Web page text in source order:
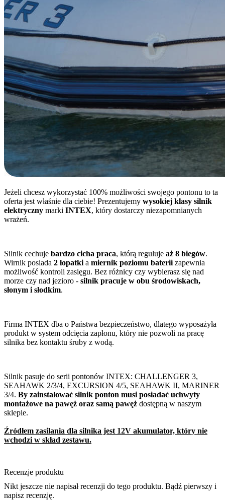
Jeżeli chcesz wykorzystać 100% możliwości swojego pontonu to ta
oferta jest właśnie dla ciebie! Prezentujemy wysokiej klasy silnik
elektryczny marki INTEX, który dostarczy niezapomnianych
wrażeń.
Silnik cechuje bardzo cicha praca, którą reguluje aż 8 biegów.
Wirnik posiada 2 łopatki a miernik poziomu baterii zapewnia
możliwość kontroli zasięgu. Bez różnicy czy wybierasz się nad
morze czy nad jezioro - silnik pracuje w obu środowiskach,
słonym i słodkim.
Firma INTEX dba o Państwa bezpieczeństwo, dlatego wyposażyła
produkt w system odcięcia zapłonu, który nie pozwoli na pracę
silnika bez kontaktu śruby z wodą.
Silnik pasuje do serii pontonów INTEX: CHALLENGER 3,
SEAHAWK 2/3/4, EXCURSION 4/5, SEAHAWK II, MARINER
3/4. By zainstalować silnik ponton musi posiadać uchwyty
montażowe na pawęż oraz samą pawęż dostępną w naszym
sklepie.
Źródłem zasilania dla silnika jest 12V akumulator, który nie
wchodzi w skład zestawu.
Recenzje produktu
Nikt jeszcze nie napisał recenzji do tego produktu. Bądź pierwszy i
napisz recenzję.